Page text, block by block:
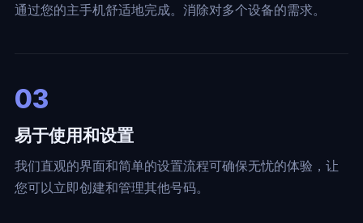
通过您的主手机舒适地完成。消除对多个设备的需求。
03
易于使用和设置
我们直观的界面和简单的设置流程可确保无忧的体验，让
您可以立即创建和管理其他号码。